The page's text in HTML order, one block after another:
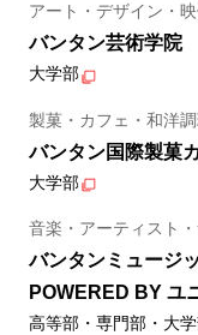
アート・デザイン・
バンタン芸術学院
大学部
製菓・カフェ・和洋
バンタン国際製菓
大学部
音楽・アーティスト
バンタンミュージ
POWERED BY ユ
高等部・専門部・大